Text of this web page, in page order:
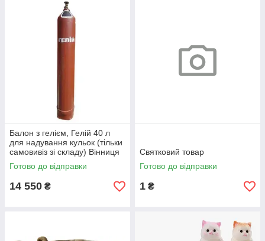
Балон з гелієм, Гелій 40 л
для надування кульок (тільки
самовивіз зі складу) Вінниця
Готово до відправки
14 550 ₴
Святковий товар
Готово до відправки
1 ₴